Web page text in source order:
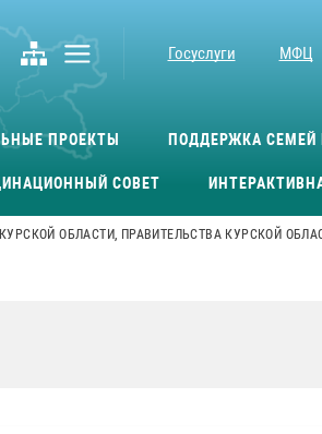
Госуслуги МФЦ
ПРОЕКТЫ ПОДДЕРЖКА
СОВЕТ
ОБЛАСТИ, ПРАВИТЕЛЬСТВА КУРСКОЙ